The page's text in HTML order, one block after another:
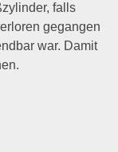
falls
gegangen
war. Damit